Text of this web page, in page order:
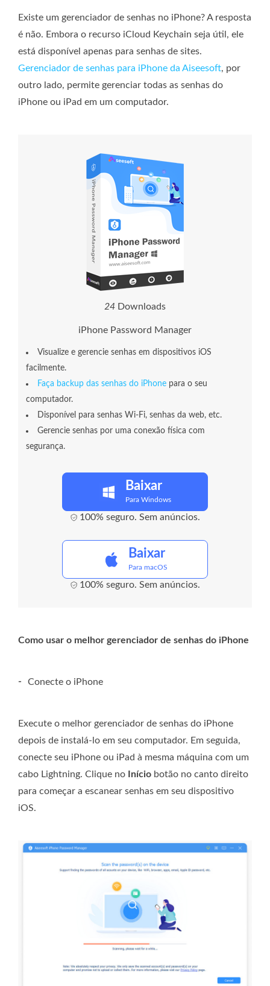
Existe um gerenciador de senhas no iPhone? A resposta
é não. Embora o recurso iCloud Keychain seja útil, ele
está disponível apenas para senhas de sites.
Gerenciador de senhas para iPhone da Aiseesoft, por
outro lado, permite gerenciar todas as senhas do
iPhone ou iPad em um computador.
29 Downloads
iPhone Password Manager
Visualize e gerencie senhas em dispositivos iOS
facilmente.
Faça backup das senhas do iPhone para o seu
computador.
Disponível para senhas Wi-Fi, senhas da web, etc.
Gerencie senhas por uma conexão física com
segurança.
Baixar
Para Windows
100% seguro. Sem anúncios.
Baixar
Para macOS
100% seguro. Sem anúncios.
Como usar o melhor gerenciador de senhas do iPhone
- Conecte o iPhone
Execute o melhor gerenciador de senhas do iPhone
depois de instalá-lo em seu computador. Em seguida,
conecte seu iPhone ou iPad à mesma máquina com um
cabo Lightning. Clique no
Início botão no canto direito
para começar a escanear senhas em seu dispositivo
iOS.